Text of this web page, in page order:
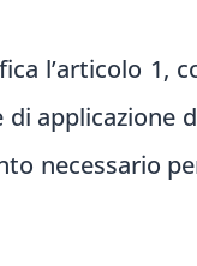
l’articolo 1,
necessario